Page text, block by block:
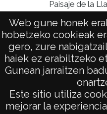
Web gune honek
hobetzeko cookieak
gero, zure
haiek ez erabiltzeko
Gunean jarraitzen
Este sitio utiliza
mejorar la
Licencia de
CC BY-NC-SA 4.0
Paisaje de la
AVISO LEGAL
POLÍTICA DE